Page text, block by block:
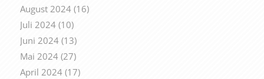
August 2024(16)
Juli 2024(10)
Juni 2024(13)
Mai 2024(27)
April 2024(17)